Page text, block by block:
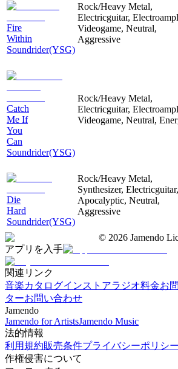
Fire
Within
Soundrider(YSG)
Rock/Heavy Metal,
Electricguitar,
Videogame, Neutral,
Aggressive
Catch
Me If
You
Can
Soundrider(YSG)
Rock/Heavy Metal,
Electricguitar,
Videogame, Neutral,
Die
Hard
Soundrider(YSG)
Rock/Heavy Metal,
Synthesizer, Electricguitar,
Apocalyptic, Neutral,
Aggressive
© 2026 Jamendo
アプリを入手
関連リンク
音楽カタログインストアラジオ料金お
ターお問い合わせ
Jamendo
Jamendo for ArtistsJamendo Music
法的情報
利用規約販売条件プライバシーポリシー
作権侵害について